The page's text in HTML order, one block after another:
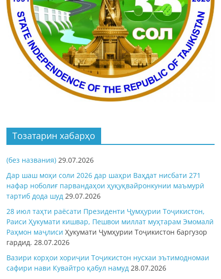
Тозатарин хабарҳо
(без названия) 29.07.2026
Дар шаш моҳи соли 2026 дар шаҳри Ваҳдат нисбати 271
нафар ноболиғ парвандаҳои ҳуқуқвайронкунии маъмурӣ
тартиб дода шуд 29.07.2026
28 июл таҳти раёсати Президенти Ҷумҳурии Тоҷикистон,
Раиси Ҳукумати кишвар, Пешвои миллат муҳтарам Эмомалӣ
Раҳмон маҷлисиҲукумати Ҷумҳурии Тоҷикистон баргузор
гардид.28.07.2026
Вазири корҳои хориҷии Тоҷикистон нусхаи эътимодномаи
сафири нави Кувайтро қабул намуд 28.07.2026